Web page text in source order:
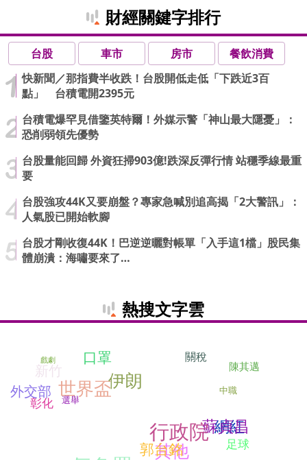
財經關鍵字排行
台股 車市 房市
餐飲消費
快新聞／那指費半收跌！台股開低走低「下跌近3百
點」 台積電開2395元
台積電爆罕見借鑒英特爾！外媒示警「神山最大隱憂」：
恐削弱領先優勢
台股量能回歸 外資狂掃903億!跌深反彈行情 站穩季線最重
要
台股強攻44K又要崩盤？專家急喊別追高揭「2大警訊」：
人氣股已開始軟腳
台股才剛收復44K！巴逆逆曬對帳單「入手這1檔」股民集
體崩潰：海嘯要來了…
熱搜文字雲
網紅
其他
彰化
口罩 陳其邁
世界盃
郭台銘
蘇貞昌
新竹
中職
選舉
外交部
足球
關稅
伊朗
行政院
戲劇